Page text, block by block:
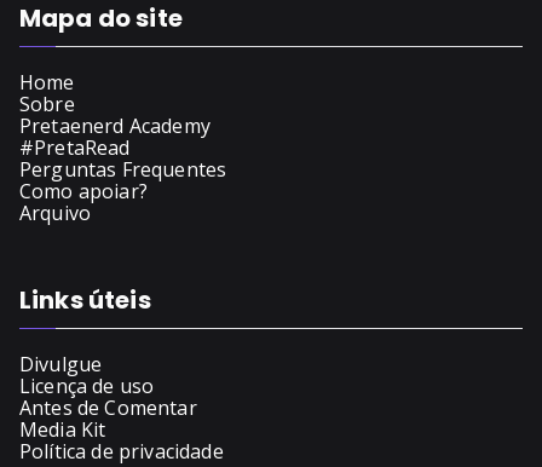
Mapa do site
Home
Sobre
Pretaenerd Academy
#PretaRead
Perguntas Frequentes
Como apoiar?
Arquivo
Links úteis
Divulgue
Licença de uso
Antes de Comentar
Media Kit
Política de privacidade